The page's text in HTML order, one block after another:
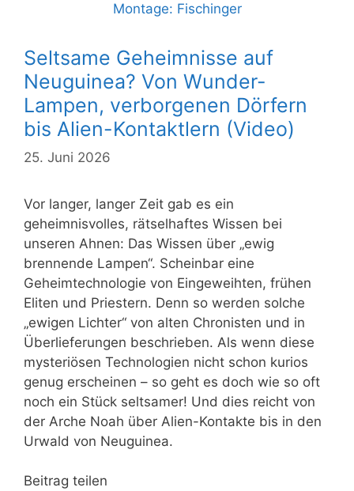
Seltsame Geheimnisse auf
Neuguinea? Von Wunder-
Lampen, verborgenen Dörfern
bis Alien-Kontaktlern (Video)
25. Juni 2026
Vor langer, langer Zeit gab es ein
geheimnisvolles, rätselhaftes Wissen bei
unseren Ahnen: Das Wissen über „ewig
brennende Lampen“. Scheinbar eine
Geheimtechnologie von Eingeweihten, frühen
Eliten und Priestern. Denn so werden solche
„ewigen Lichter“ von alten Chronisten und in
Überlieferungen beschrieben. Als wenn diese
mysteriösen Technologien nicht schon kurios
genug erscheinen – so geht es doch wie so oft
noch ein Stück seltsamer! Und dies reicht von
der Arche Noah über Alien-Kontakte bis in den
Urwald von Neuguinea.
Beitrag teilen